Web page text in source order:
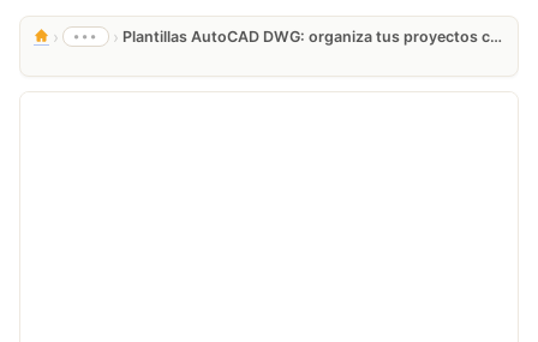
› ••• › Plantillas AutoCAD DWG: organiza tus proyectos con estándares eficientes